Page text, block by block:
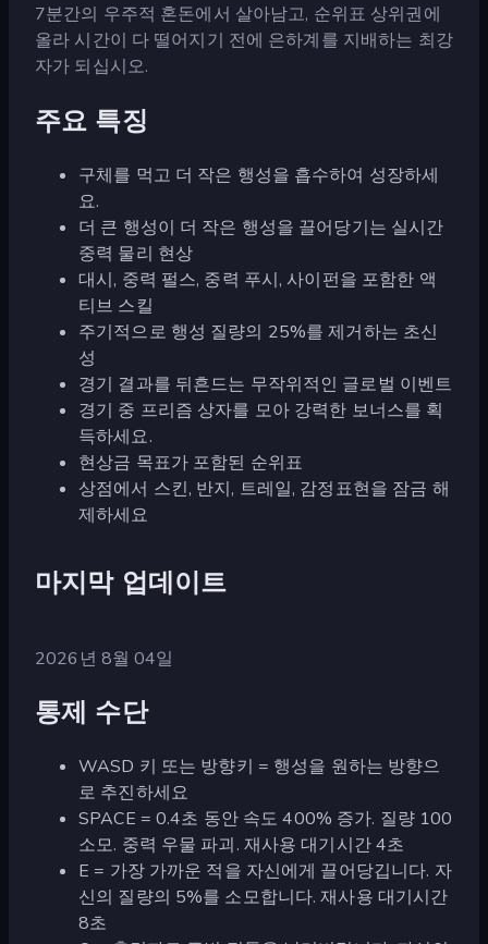
7분간의 우주적 혼돈에서 살아남고, 순위표 상위권에
올라 시간이 다 떨어지기 전에 은하계를 지배하는 최강
자가 되십시오.
주요 특징
구체를 먹고 더 작은 행성을 흡수하여 성장하세
요.
더 큰 행성이 더 작은 행성을 끌어당기는 실시간
중력 물리 현상
대시, 중력 펄스, 중력 푸시, 사이펀을 포함한 액
티브 스킬
주기적으로 행성 질량의 25%를 제거하는 초신
성
경기 결과를 뒤흔드는 무작위적인 글로벌 이벤트
경기 중 프리즘 상자를 모아 강력한 보너스를 획
득하세요.
현상금 목표가 포함된 순위표
상점에서 스킨, 반지, 트레일, 감정표현을 잠금 해
제하세요
마지막 업데이트
2026년 8월 04일
통제 수단
WASD 키 또는 방향키 = 행성을 원하는 방향으
로 추진하세요
SPACE = 0.4초 동안 속도 400% 증가. 질량 100
소모. 중력 우물 파괴. 재사용 대기시간 4초
E = 가장 가까운 적을 자신에게 끌어당깁니다. 자
신의 질량의 5%를 소모합니다. 재사용 대기시간
8초